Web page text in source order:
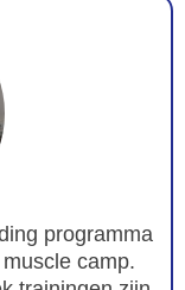
programma
camp.